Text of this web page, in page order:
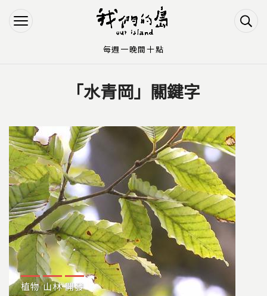
Jump to Navigation
Jump to Main content
「水青岡」關鍵字
植物 山林 開發
每週一晚間十點